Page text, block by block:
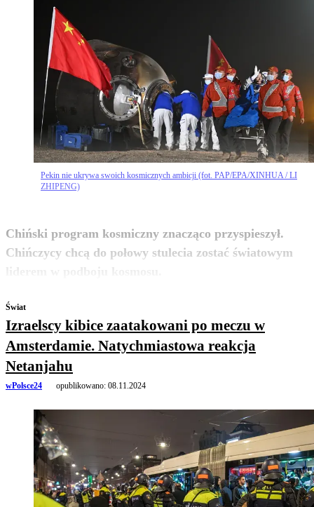
Pekin nie ukrywa swoich kosmicznych ambicji (fot. PAP/EPA/XINHUA / LI
ZHIPENG)
Chiński program kosmiczny znacząco przyspieszył.
Chińczycy chcą do połowy stulecia zostać światowym
zobacz więcej
Świat
Izraelscy kibice zaatakowani po meczu w
Amsterdamie. Natychmiastowa reakcja
Netanjahu
wPolsce24 opublikowano: 08.11.2024